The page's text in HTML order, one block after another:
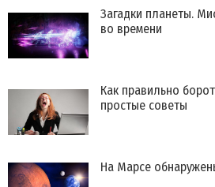
Загадки планеты.
во времени
Как правильно
простые советы
​На Марсе